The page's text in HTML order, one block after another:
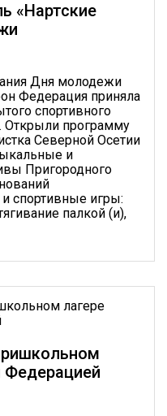
«Нартские
Дня молодежи
Федерация приняла
спортивного
Открыли программу
Северной Осетии
и
Пригородного
спортивные игры:
палкой (и),
Федерацией